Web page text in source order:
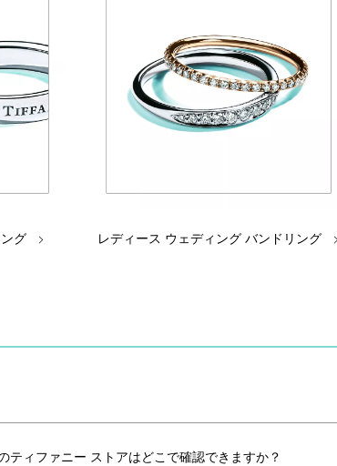
グ レディース ウェディング バンドリング
ティファニー ストアはどこで確認できますか？